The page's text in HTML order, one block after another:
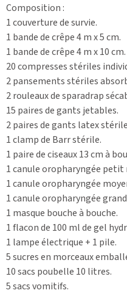
Composition :
1 couverture de survie.
1 bande de crêpe 4 m x 5 cm.
1 bande de crêpe 4 m x 10 cm.
20 compresses stériles
2 pansements stériles
2 rouleaux de sparadrap
15 paires de gants jetables.
2 paires de gants latex
1 clamp de Barr stérile.
1 paire de ciseaux 13 cm à
1 canule oropharyngée petit
1 canule oropharyngée
1 canule oropharyngée
1 masque bouche à bouche.
1 flacon de 100 ml de gel
1 lampe électrique + 1 pile.
5 sucres en morceaux
10 sacs poubelle 10 litres.
5 sacs vomitifs.